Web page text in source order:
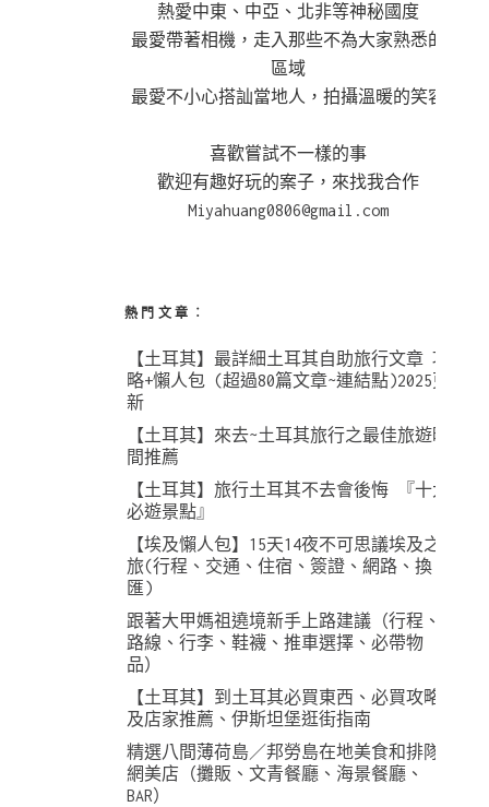
熱愛中東、中亞、北非等神秘國度
最愛帶著相機，走入那些不為大家熟悉的
區域
最愛不小心搭訕當地人，拍攝溫暖的笑容
喜歡嘗試不一樣的事
歡迎有趣好玩的案子，來找我合作
Miyahuang0806@gmail.com
熱門文章︰
【土耳其】最詳細土耳其自助旅行文章 攻
略+懶人包 (超過80篇文章~連結點)2025更
新
【土耳其】來去~土耳其旅行之最佳旅遊時
間推薦
【土耳其】旅行土耳其不去會後悔 『十大
必遊景點』
【埃及懶人包】15天14夜不可思議埃及之
旅(行程、交通、住宿、簽證、網路、換
匯)
跟著大甲媽祖遶境新手上路建議（行程、
路線、行李、鞋襪、推車選擇、必帶物
品）
【土耳其】到土耳其必買東西、必買攻略
及店家推薦、伊斯坦堡逛街指南
精選八間薄荷島／邦勞島在地美食和排隊
網美店（攤販、文青餐廳、海景餐廳、
BAR）